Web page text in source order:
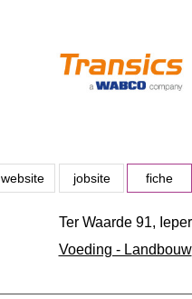
website jobsite fiche
Ter Waarde 91, Ieper
Voeding - Landbouw